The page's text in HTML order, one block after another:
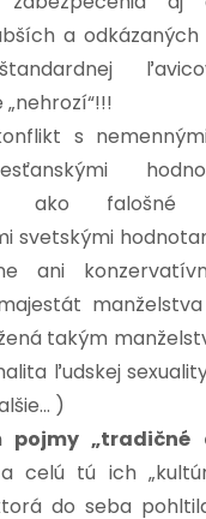
a
s
ako falošné
svetskými
ani
takým
ľudskej
)
pojmy „tradičné
a celú tú ich
do seba